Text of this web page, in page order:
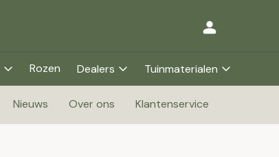
Rozen Dealers Tuinmaterialen
Nieuws Over ons Klantenservice